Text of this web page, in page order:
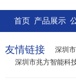
首页 产品展示
友情链接
深圳
深圳市兆方智能科